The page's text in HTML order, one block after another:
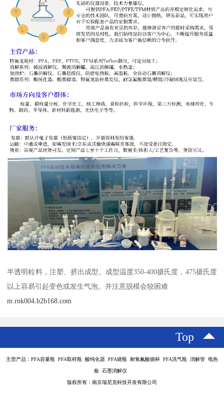
半透明粒料，注塑、挤出成型。成型温度350-400摄氏度，475摄氏度
以上容易引起变色或发生气泡。并注意脱模会较困难
m.rnk004.b2b168.com
Top
主营产品：PFA容量瓶 PFA取样瓶 酸纯化器 PFA烧瓶 耐氢氟酸烧杯 PFA洗气瓶 消解管 电热
板 石墨消解仪
版权所有：南京瑞尼克科技开发有限公司